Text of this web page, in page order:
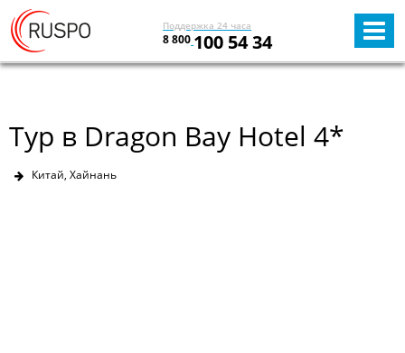
Поддержка 24 часа
8 800 100 54 34
Тур в Dragon Bay Hotel 4*
Китай, Хайнань